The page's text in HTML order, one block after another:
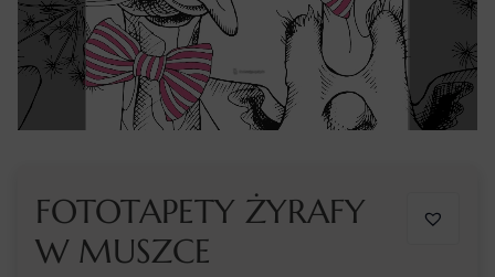
FOTOTAPETY ŻYRAFY
W MUSZCE